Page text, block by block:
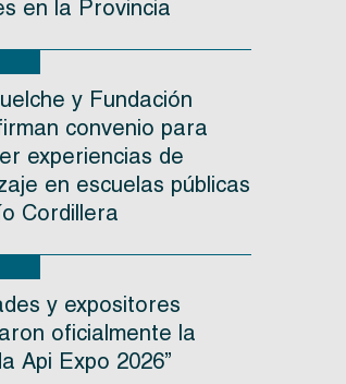
en la Provincia
y Fundación
convenio para
experiencias de
en escuelas públicas
Cordillera
y expositores
oficialmente la
Api Expo 2026”